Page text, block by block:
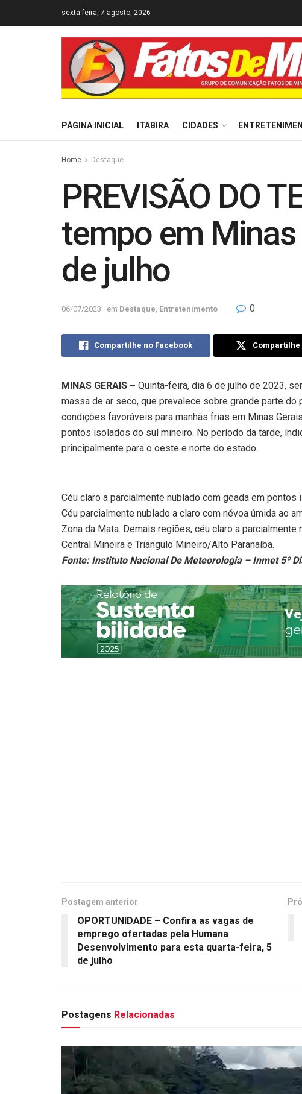
sexta-feira, 7 agosto, 2026
PÁGINA INICIAL ITABIRA CIDADES
Home Destaque
PREVISÃO DO
tempo em
de julho
06/07/2023 em Destaque, Entretenimento 0
Compartilhe no Facebook Compartilhe
MINAS GERAIS – Quinta-feira, dia 6 de julho de 2023,
massa de ar seco, que prevalece sobre grande parte
condições favoráveis para manhãs frias em Minas
pontos isolados do sul mineiro. No período da tarde,
principalmente para o oeste e norte do estado.
Céu claro a parcialmente nublado com geada em
Céu parcialmente nublado a claro com névoa úmida ao
Zona da Mata. Demais regiões, céu claro a
Central Mineira e Triangulo Mineiro/Alto Paranaíba.
Fonte: Instituto Nacional De Meteorologia – Inmet 5º
Postagem anterior
OPORTUNIDADE – Confira as vagas de
emprego ofertadas pela Humana
Desenvolvimento para esta quarta-feira, 5
de julho
Postagens Relacionadas